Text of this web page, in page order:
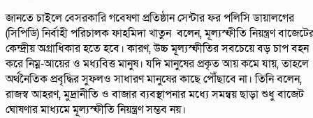
জানতে চাইলে বেসরকারি গবেষণা প্রতিষ্ঠান সেন্টার ফর পলিসি ডায়ালগের
(সিপিডি) নির্বাহী পরিচালক ফাহমিদা খাতুন বলেন, মূল্যস্ফীতি নিয়ন্ত্রণ
কেন্দ্রীয় অগ্রাধিকার হতে হবে। কারণ, উচ্চ মূল্যস্ফীতির সবচেয়ে বড় চাপ বহন
করে নিম্ন-আয়ের ও মধ্যবিত্ত মানুষ। যদি মানুষের প্রকৃত আয় কমে যায়, তাহলে
অর্থনৈতিক প্রবৃদ্ধির সুফলও সাধারণ মানুষের কাছে পৌঁছাবে না। তিনি বলেন,
রাজস্ব আহরণ, মুদ্রানীতি ও বাজার ব্যবস্থাপনার মধ্যে সমন্বয় ছাড়া শুধু বাজেট
ঘোষণার মাধ্যমে মূল্যস্ফীতি নিয়ন্ত্রণ সম্ভব নয়।